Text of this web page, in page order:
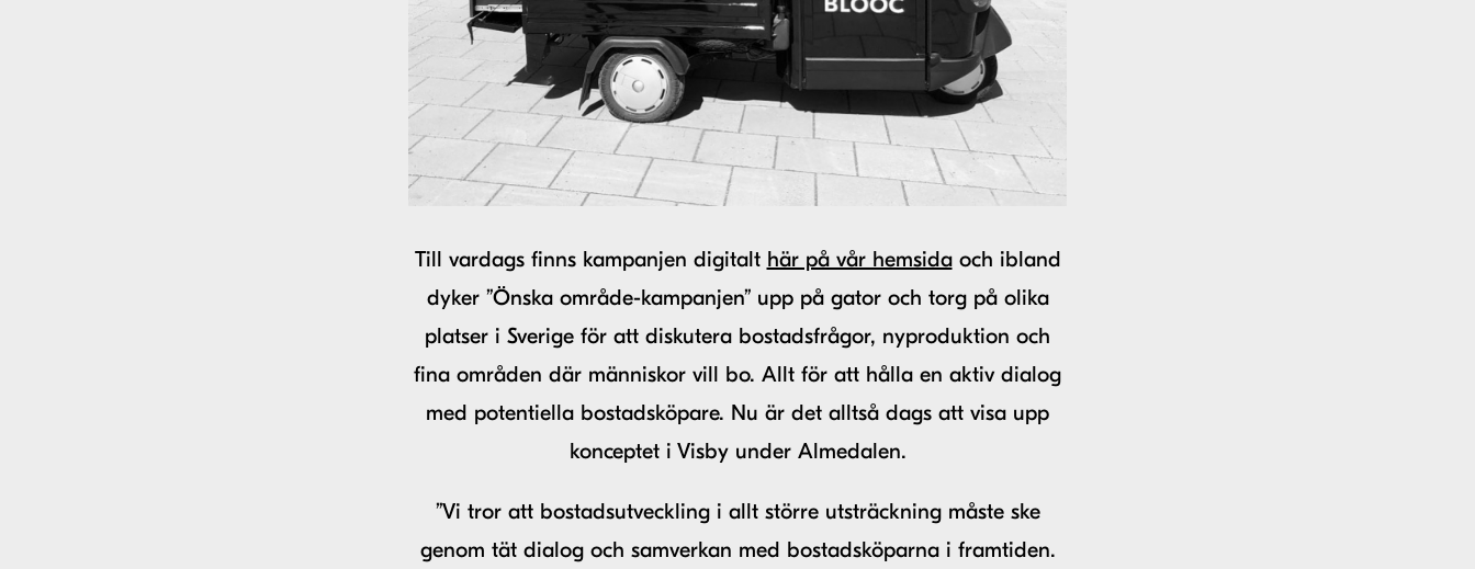
Till vardags finns kampanjen digitalt här på vår hemsidaoch ibland
dyker ”Önska område-kampanjen” upp på gator och torg på olika
platser i Sverige för att diskutera bostadsfrågor, nyproduktion och
fina områden där människor vill bo. Allt för att hålla en aktiv dialog
med potentiella bostadsköpare. Nu är det alltså dags att visa upp
konceptet i Visby under Almedalen.
”Vi tror att bostadsutveckling i allt större utsträckning måste ske
genom tät dialog och samverkan med bostadsköparna i framtiden.